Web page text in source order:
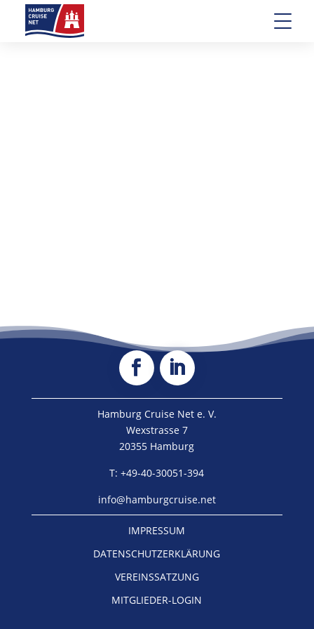
Hamburg Cruise Net e. V.
Wexstrasse 7
20355 Hamburg
T: +49-40-30051-394
info@hamburgcruise.net
IMPRESSUM
DATENSCHUTZERKLÄRUNG
VEREINSSATZUNG
MITGLIEDER-LOGIN